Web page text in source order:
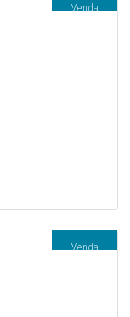
Venda
Venda